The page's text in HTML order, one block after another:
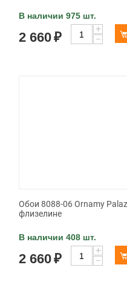
В наличии 975 шт.
2 660₽
+
−
Обои 8088-06 Ornamy
флизелине
В наличии 408 шт.
2 660₽
+
−